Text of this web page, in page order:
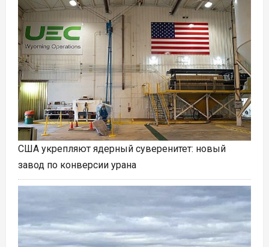
США укрепляют ядерный суверенитет: новый
завод по конверсии урана